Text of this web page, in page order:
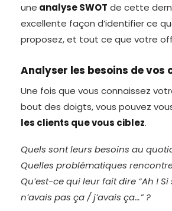
une analyse SWOT de cette
excellente façon d’identifier ce
proposez, et tout ce que votre
Analyser les besoins de vos
Une fois que vous connaissez
bout des doigts, vous pouvez
les clients que vous ciblez.
Quels sont leurs besoins au
Quelles problématiques
Qu’est-ce qui leur fait dire “Ah !
n’avais pas ça / j’avais ça…” ?